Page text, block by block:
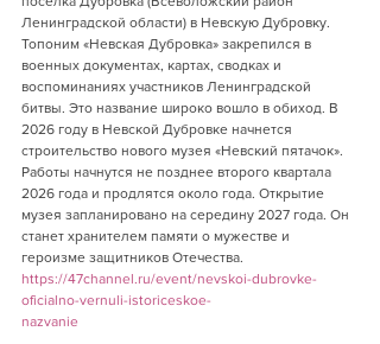
Ленинградской области) в Невскую Дубровку.
Топоним «Невская Дубровка» закрепился в
военных документах, картах, сводках и
воспоминаниях участников Ленинградской
битвы. Это название широко вошло в обиход. В
2026 году в Невской Дубровке начнется
строительство нового музея «Невский пятачок».
Работы начнутся не позднее второго квартала
2026 года и продлятся около года. Открытие
музея запланировано на середину 2027 года. Он
станет хранителем памяти о мужестве и
героизме защитников Отечества.
https://47channel.ru/event/nevskoi-dubrovke-
oficialno-vernuli-istoriceskoe-
nazvanie